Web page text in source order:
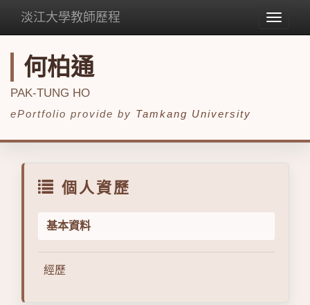
Toggle
淡江大學教師歷程
何柏通
PAK-TUNG HO
ePortfolio provide by Tamkang University
個人資歷
基本資料
經歷